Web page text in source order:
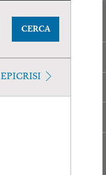
CERCA
EPICRISI